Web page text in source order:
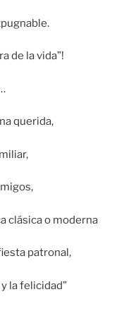
de la vida”!
querida,
clásica o moderna
patronal,
la felicidad”